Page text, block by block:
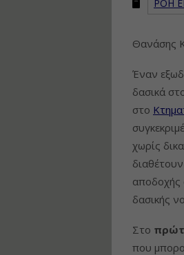
ΡΟΗ
Θανάσης
Έναν
δασικά
στο
χωρίς
αποδοχής
δασικής
Στο
που